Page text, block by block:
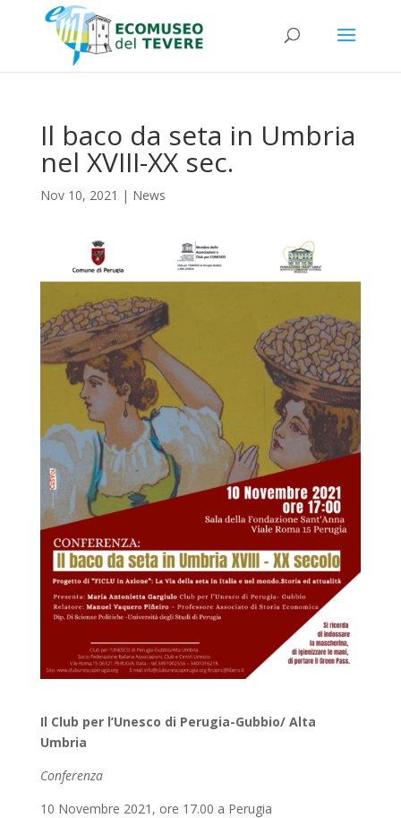
Il baco da seta in Umbria
nel XVIII-XX sec.
Nov 10, 2021 | News
Il Club per l’Unesco di Perugia-Gubbio/ Alta
Umbria
Conferenza
10 Novembre 2021, ore 17.00 a Perugia